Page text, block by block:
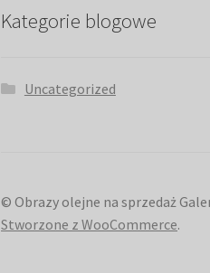
Kategorie blogowe
Uncategorized
© Obrazy olejne na sprzedaż
Stworzone z WooCommerce.